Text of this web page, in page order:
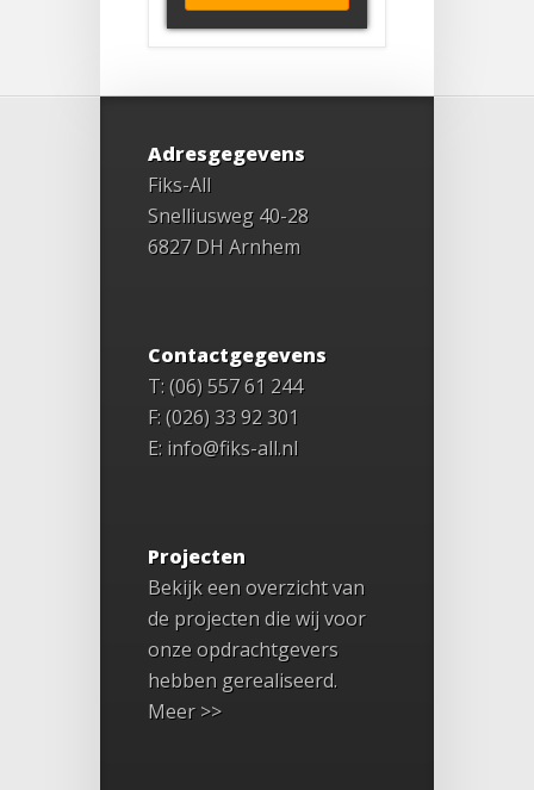
Adresgegevens
Fiks-All
Snelliusweg 40-28
6827 DH Arnhem
Contactgegevens
T: (06) 557 61 244
F: (026) 33 92 301
E: info@fiks-all.nl
Projecten
Bekijk een overzicht van
de projecten die wij voor
onze opdrachtgevers
hebben gerealiseerd.
Meer >>